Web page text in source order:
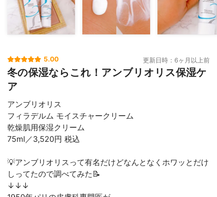
5.00 更新日時：6ヶ月以上前
冬の保湿ならこれ！アンブリオリス保湿ケ
ア
アンブリオリス
フィラデルム モイスチャークリーム
乾燥肌用保湿クリーム
75ml／3,520円 税込
💡アンブリオリスって有名だけどなんとなくホワッとだけ
しってたので調べてみた📝
↓↓↓